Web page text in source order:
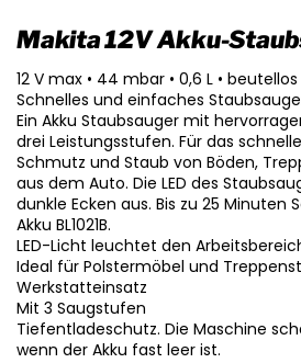
Makita 12V Akku-
12 V max • 44 mbar • 0,6 L • beutellos
Schnelles und einfaches
Ein Akku Staubsauger mit
drei Leistungsstufen. Für das
Schmutz und Staub von Böden,
aus dem Auto. Die LED des
dunkle Ecken aus. Bis zu 25 Minuten
Akku BL1021B.
LED-Licht leuchtet den
Ideal für Polstermöbel und
Werkstatteinsatz
Mit 3 Saugstufen
Tiefentladeschutz. Die Maschine
wenn der Akku fast leer ist.